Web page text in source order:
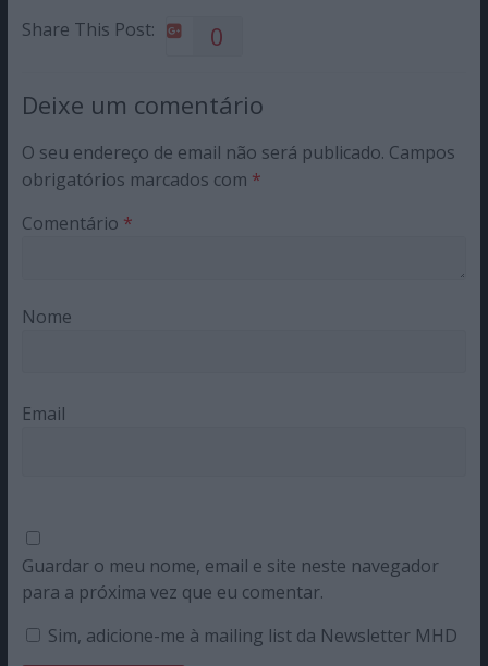
Share This Post: 0
Deixe um comentário
O seu endereço de email não será publicado. Campos
obrigatórios marcados com *
Comentário *
Nome
Email
Guardar o meu nome, email e site neste navegador
para a próxima vez que eu comentar.
Sim, adicione-me à mailing list da Newsletter MHD